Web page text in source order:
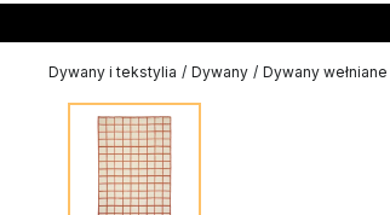
Dywany i tekstylia / Dywany / Dywany wełniane